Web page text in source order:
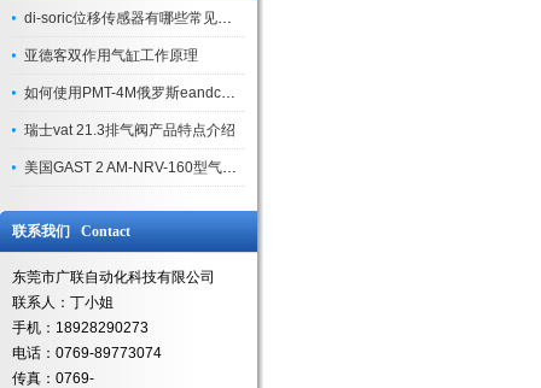
di-soric位移传感器有哪些常见故障
亚德客双作用气缸工作原理
如何使用PMT-4M俄罗斯eandc压力变送器
瑞士vat 21.3排气阀产品特点介绍
美国GAST 2 AM-NRV-160型气动马达具备的特点介绍
联系我们 Contact
东莞市广联自动化科技有限公司
联系人：丁小姐
手机：18928290273
电话：0769-89773074
传真：0769-